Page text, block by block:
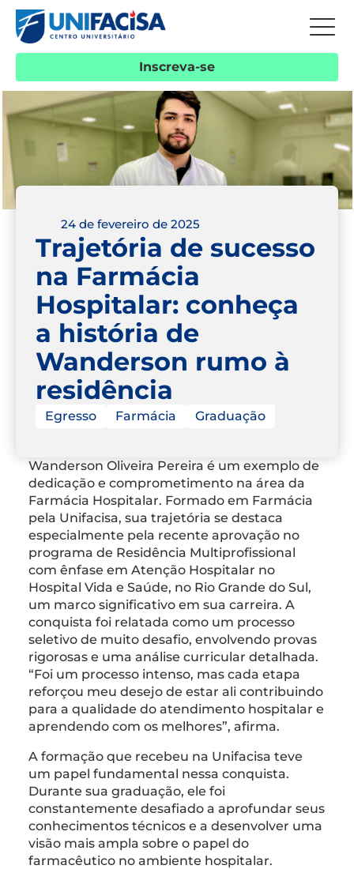
Inscreva-se
24 de fevereiro de 2025
Trajetória de sucesso
na Farmácia
Hospitalar: conheça
a história de
Wanderson rumo à
residência
Egresso Farmácia Graduação
Wanderson Oliveira Pereira é um exemplo de
dedicação e comprometimento na área da
Farmácia Hospitalar. Formado em Farmácia
pela Unifacisa, sua trajetória se destaca
especialmente pela recente aprovação no
programa de Residência Multiprofissional
com ênfase em Atenção Hospitalar no
Hospital Vida e Saúde, no Rio Grande do Sul,
um marco significativo em sua carreira. A
conquista foi relatada como um processo
seletivo de muito desafio, envolvendo provas
rigorosas e uma análise curricular detalhada.
“Foi um processo intenso, mas cada etapa
reforçou meu desejo de estar ali contribuindo
para a qualidade do atendimento hospitalar e
aprendendo com os melhores”, afirma.
A formação que recebeu na Unifacisa teve
um papel fundamental nessa conquista.
Durante sua graduação, ele foi
constantemente desafiado a aprofundar seus
conhecimentos técnicos e a desenvolver uma
visão mais ampla sobre o papel do
farmacêutico no ambiente hospitalar.